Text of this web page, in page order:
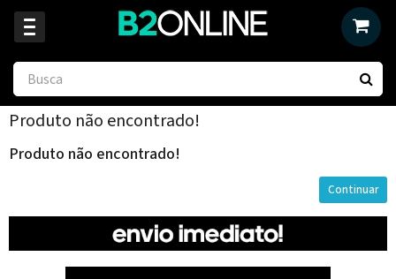
Produto não encontrado!
Produto não encontrado!
Continuar